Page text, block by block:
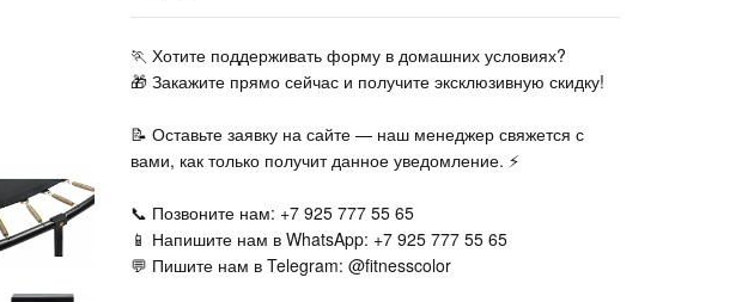
🏃‍ Хотите поддерживать форму в домашних условиях?
🎁 Закажите прямо сейчас и получите эксклюзивную скидку!
📝 Оставьте заявку на сайте — наш менеджер свяжется с
вами, как только получит данное уведомление. ⚡
📞 Позвоните нам: +7 925 777 55 65
📱 Напишите нам в WhatsApp: +7 925 777 55 65
💬 Пишите нам в Telegram: @fitnesscolor